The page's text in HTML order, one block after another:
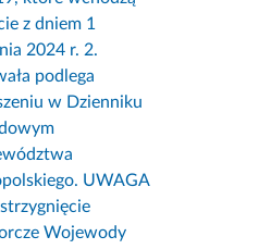
z dniem 1
2024 r. 2.
podlega
w Dzienniku
UWAGA
Wojewody